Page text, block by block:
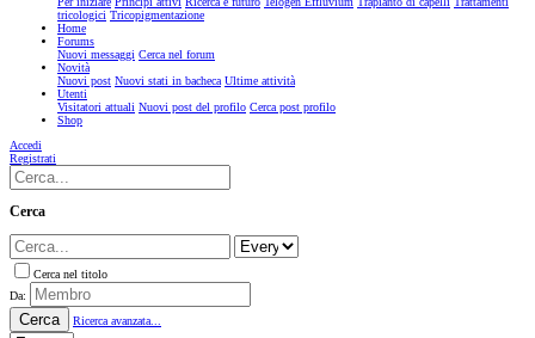
tricologici Tricopigmentazione
Home
Forums
Nuovi messaggi Cerca nel forum
Novità
Nuovi post Nuovi stati in bacheca Ultime attività
Utenti
Visitatori attuali Nuovi post del profilo Cerca post profilo
Shop
Accedi
Registrati
Cerca
Cerca nel titolo
Da:
Cerca Ricerca avanzata...